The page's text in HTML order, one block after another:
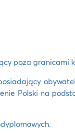
poza granicami
Polski na